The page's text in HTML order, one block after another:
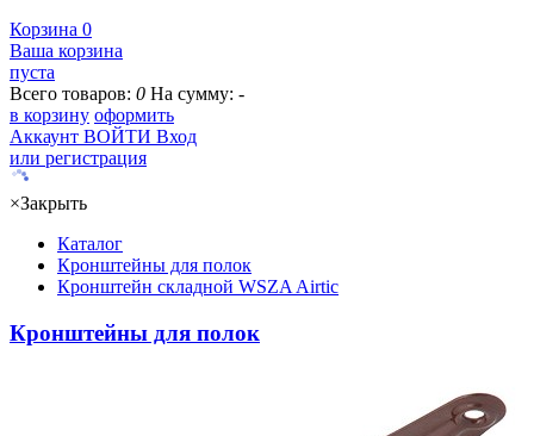
Корзина 0
Ваша корзина
пуста
Всего товаров: 0 На сумму: -
в корзину оформить
Аккаунт ВОЙТИ Вход
или регистрация
×Закрыть
Каталог
Кронштейны для полок
Кронштейн складной WSZA Airtic
Кронштейны для полок